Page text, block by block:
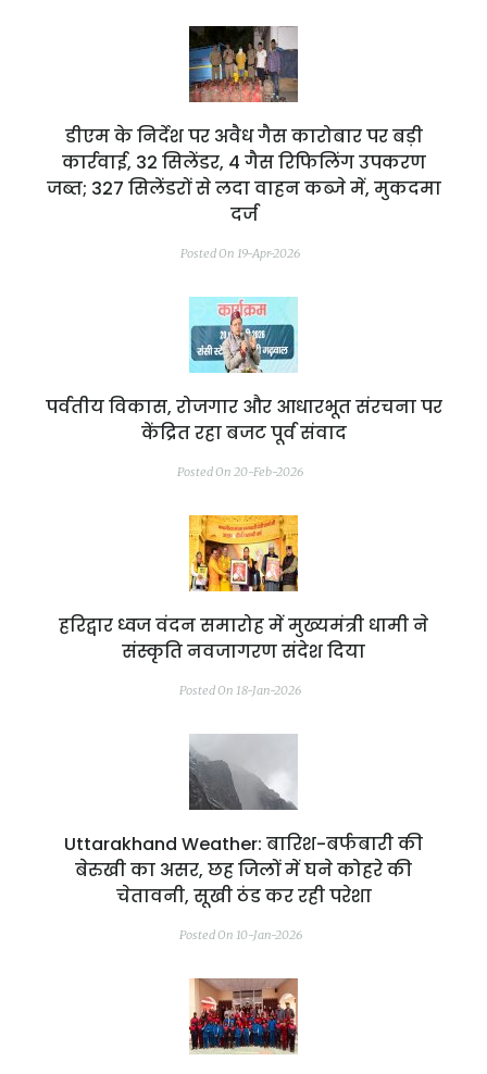
डीएम के निर्देश पर अवैध गैस कारोबार पर बड़ी
कार्रवाई, 32 सिलेंडर, 4 गैस रिफिलिंग उपकरण
जब्त; 327 सिलेंडरों से लदा वाहन कब्जे में, मुकदमा
दर्ज
Posted On 19-Apr-2026
पर्वतीय विकास, रोजगार और आधारभूत संरचना पर
केंद्रित रहा बजट पूर्व संवाद
Posted On 20-Feb-2026
हरिद्वार ध्वज वंदन समारोह में मुख्यमंत्री धामी ने
संस्कृति नवजागरण संदेश दिया
Posted On 18-Jan-2026
Uttarakhand Weather: बारिश-बर्फबारी की
बेरुखी का असर, छह जिलों में घने कोहरे की
चेतावनी, सूखी ठंड कर रही परेशा
Posted On 10-Jan-2026